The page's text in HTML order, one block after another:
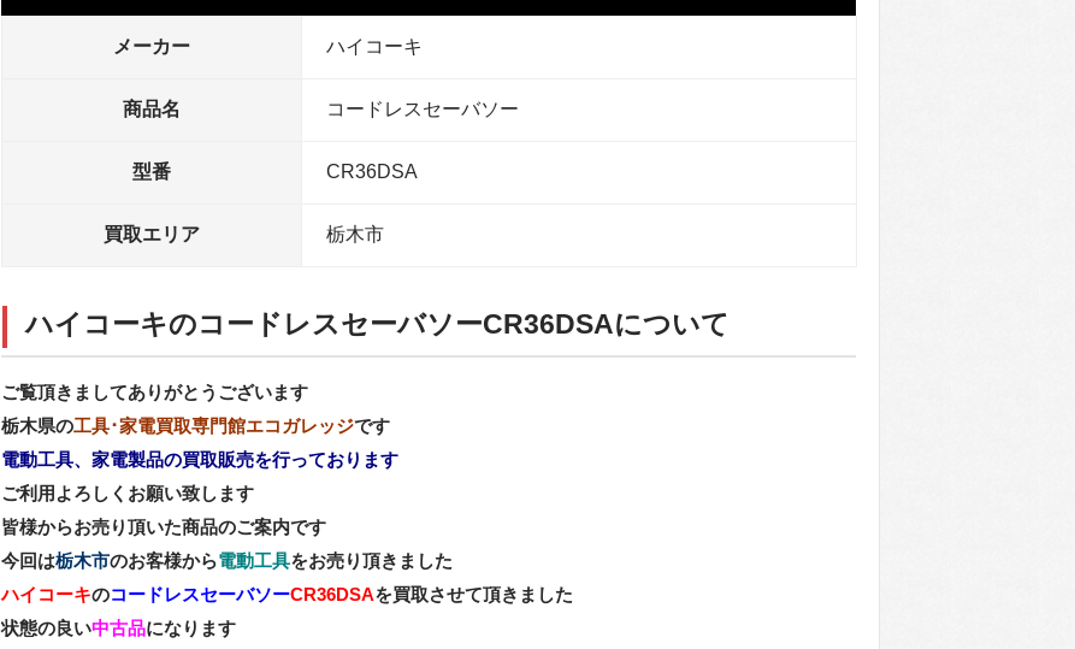
メーカー ハイコーキ
商品名 コードレスセーバソー
型番 CR36DSA
買取エリア 栃木市
ハイコーキのコードレスセーバソーCR36DSAについて
ご覧頂きましてありがとうございます
栃木県の工具･家電買取専門館エコガレッジです
電動工具、家電製品の買取販売を行っております
ご利用よろしくお願い致します
皆様からお売り頂いた商品のご案内です
今回は栃木市のお客様から電動工具をお売り頂きました
ハイコーキのコードレスセーバソーCR36DSAを買取させて頂きました
状態の良い中古品になります